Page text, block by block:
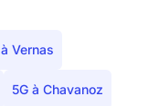
Vernas
5G à Chavanoz